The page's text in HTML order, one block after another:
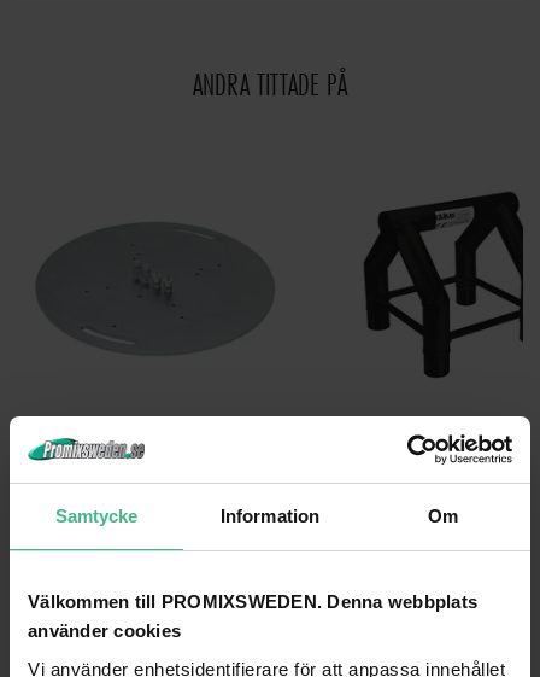
Samtycke Information Om
Välkommen till PROMIXSWEDEN. Denna webbplats
använder cookies
Vi använder enhetsidentifierare för att anpassa innehållet
ANDRA TITTADE PÅ
ALUTRUSS STEEL BASE PLATE ROUND TYPE A
Alutruss Stål basplatta rund typ A
13 761 kr
ALUTRUSS QUADLOCK S6082 TOP PART
3 640 kr
ANDRA KUNDER KÖPTE OCKSÅ